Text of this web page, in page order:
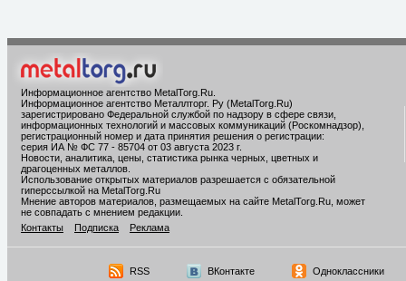
Информационное агентство MetalTorg.Ru
Информационное агентство Металлторг. Ру (MetalTorg.Ru)
зарегистрировано Федеральной службой по надзору в сфере связи,
информационных технологий и массовых коммуникаций (Роскомнадзор),
регистрационный номер и дата принятия решения о регистрации:
серия ИА № ФС 77 - 85704 от 03 августа 2023 г.
Новости, аналитика, цены, статистика рынка черных, цветных и
драгоценных металлов.
Использование открытых материалов разрешается с обязательной
гиперссылкой на MetalTorg.Ru
Мнение авторов материалов, размещаемых на сайте MetalTorg.Ru, может
не совпадать с мнением редакции.
Контакты
Подписка Реклама
RSS ВКонтакте Одноклассники